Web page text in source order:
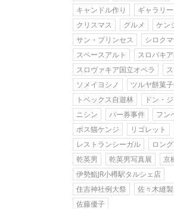
キャンドル作り
ギャラリ
クリスマス
グルメ
ケン
サン・プリンセス
シロク
スペースアルト
スロバキ
スロヴァキア国立オペラ
ソメイヨシノ
ツルヤ餅菓
トベックス自遊林
ドン・
ニシン
パー券事件
フン
ボス猫ケンジ
リゴレット
レストランシーガル
ロン
乾英男
乾英男写真展
京
伊勢鮨JR小樽駅タルシェ店
住吉神社例大祭
佐々木縫
佐藤優子